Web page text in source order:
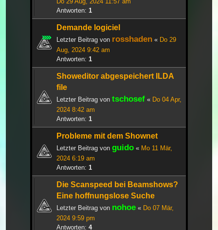
Antworten: 1
Demande logiciel
Letzter Beitrag von rosshaden « Do 29
Aug, 2024 9:42 am
Antworten: 1
Showeditor abgespeichert ILDA
file
Letzter Beitrag von tschosef « Do 04 Apr,
2024 8:42 am
Antworten: 1
Probleme mit dem Shownet
Letzter Beitrag von guido « Mo 11 Mär,
2024 6:19 am
Antworten: 1
Die Scanspeed bei Beamshows?
Eine hoffnungslose Suche
Letzter Beitrag von nohoe « Do 07 Mär,
2024 9:59 pm
Antworten: 4